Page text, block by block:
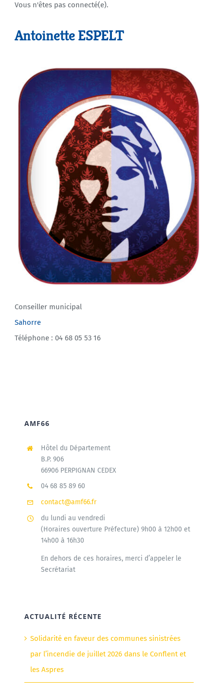
Agenda
Vous n'êtes pas connecté(e).
Antoinette ESPELT
Conseiller municipal
Sahorre
Téléphone : 04 68 05 53 16
AMF66
Hôtel du Département
B.P. 906
66906 PERPIGNAN CEDEX
04 68 85 89 60
contact@amf66.fr
du lundi au vendredi
(Horaires ouverture Préfecture) 9h00 à 12h00 et
14h00 à 16h30
En dehors de ces horaires, merci d’appeler le
Secrétariat
ACTUALITÉ RÉCENTE
Solidarité en faveur des communes sinistrées
par l’incendie de juillet 2026 dans le Conflent et
les Aspres